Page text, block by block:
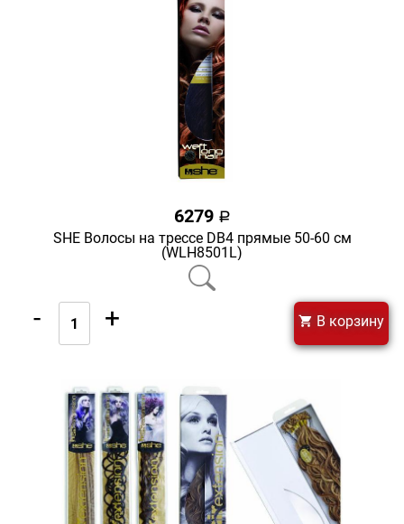
6279 a
SHE Волосы на трессе DB4 прямые 50-60 см
(WLH8501L)
- + В корзину